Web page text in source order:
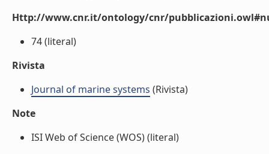
Http://www.cnr.it/ontology/cnr/
74 (literal)
Rivista
Journal of marine systems (Rivista)
Note
ISI Web of Science (WOS) (literal)